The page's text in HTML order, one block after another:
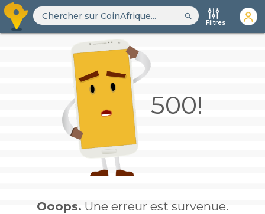
search
Filtres
500!
Ooops. Une erreur est survenue.